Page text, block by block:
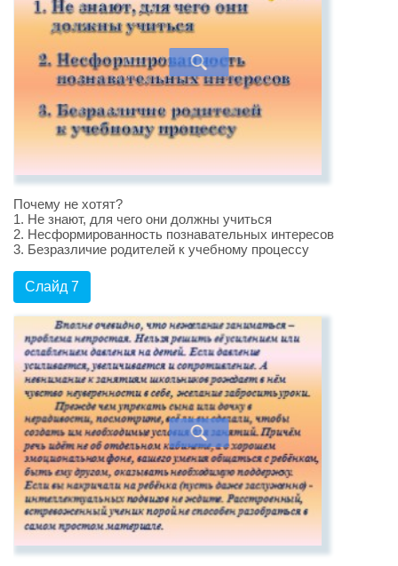
Почему не хотят?
1. Не знают, для чего они должны учиться
2. Несформированность познавательных интересов
3. Безразличие родителей к учебному процессу
Слайд 7